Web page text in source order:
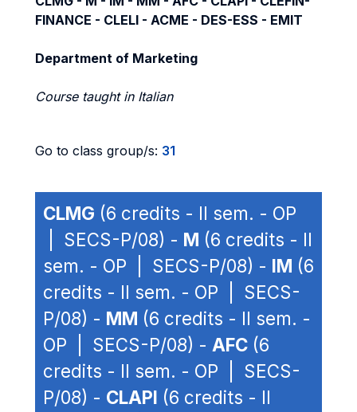
FINANCE - CLELI - ACME - DES-ESS - EMIT
Department of Marketing
Course taught in Italian
Go to class group/s: 31
CLMG (6 credits - II sem. - OP
| SECS-P/08) - M (6 credits - II
sem. - OP | SECS-P/08) - IM (6
credits - II sem. - OP | SECS-
P/08) - MM (6 credits - II sem. -
OP | SECS-P/08) - AFC (6
credits - II sem. - OP | SECS-
P/08) - CLAPI (6 credits - II